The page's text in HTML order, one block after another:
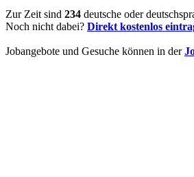
Zur Zeit sind 234 deutsche oder
Noch nicht dabei? Direkt kostenlos
Jobangebote und Gesuche können in der